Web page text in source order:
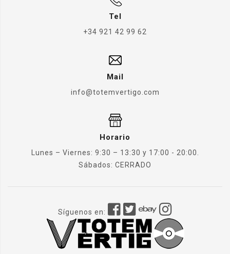
Tel
+34 921 42 99 62
Mail
info@totemvertigo.com
Horario
Lunes – Viernes: 9:30 – 13:30 y 17:00 - 20:00.
Sábados: CERRADO
Síguenos en: